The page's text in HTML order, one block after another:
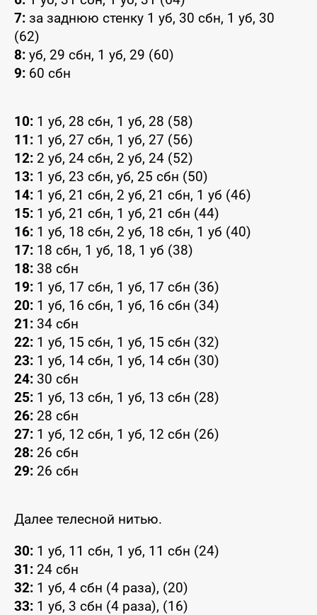
7: за заднюю стенку 1 уб, 30 сбн, 1 уб, 30
(62)
8: уб, 29 сбн, 1 уб, 29 (60)
9: 60 сбн
10: 1 уб, 28 сбн, 1 уб, 28 (58)
11: 1 уб, 27 сбн, 1 уб, 27 (56)
12: 2 уб, 24 сбн, 2 уб, 24 (52)
13: 1 уб, 23 сбн, уб, 25 сбн (50)
14: 1 уб, 21 сбн, 2 уб, 21 сбн, 1 уб (46)
15: 1 уб, 21 сбн, 1 уб, 21 сбн (44)
16: 1 уб, 18 сбн, 2 уб, 18 сбн, 1 уб (40)
17: 18 сбн, 1 уб, 18, 1 уб (38)
18: 38 сбн
19: 1 уб, 17 сбн, 1 уб, 17 сбн (36)
20: 1 уб, 16 сбн, 1 уб, 16 сбн (34)
21: 34 сбн
22: 1 уб, 15 сбн, 1 уб, 15 сбн (32)
23: 1 уб, 14 сбн, 1 уб, 14 сбн (30)
24: 30 сбн
25: 1 уб, 13 сбн, 1 уб, 13 сбн (28)
26: 28 сбн
27: 1 уб, 12 сбн, 1 уб, 12 сбн (26)
28: 26 сбн
29: 26 сбн
Далее телесной нитью.
30: 1 уб, 11 сбн, 1 уб, 11 сбн (24)
31: 24 сбн
32: 1 уб, 4 сбн (4 раза), (20)
33: 1 уб, 3 сбн (4 раза), (16)